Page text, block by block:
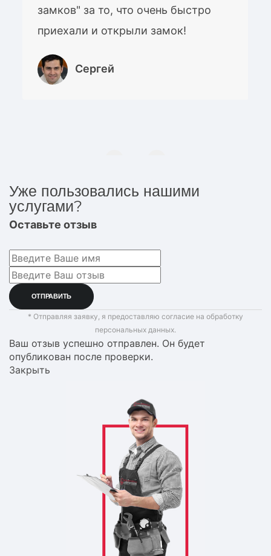
замков" за то, что очень быстро
приехали и открыли замок!
Сергей
Уже пользовались нашими
услугами?
Оставьте отзыв
* Отправляя заявку, я предоставляю согласие на обработку
персональных данных.
Ваш отзыв успешно отправлен. Он будет
опубликован после проверки.
Закрыть